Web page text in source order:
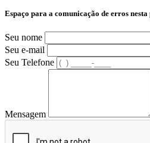
Espaço para a comunicação de erros nesta
Seu nome
Seu e-mail
Seu Telefone
Mensagem